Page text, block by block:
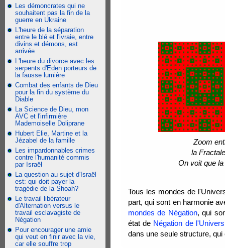
Les démoncrates qui ne
souhaitent pas la fin de la
guerre en Ukraine
L'heure de la séparation
entre le blé et l'ivraie, entre
divins et démons, est
arrivée
L'heure du divorce avec les
serpents d'Eden porteurs de
la fausse lumière
Combat des enfants de Dieu
pour la fin du système du
Diable
La Science de Dieu, mon
AVC et l'infirmière
Mademoiselle Doliprane
Hubert Elie, Martine et la
Jézabel de la famille
Les impardonnables crimes
contre l'humanité commis
par Israël
La question au sujet d'Israël
est: qui doit payer la
tragédie de la Shoah?
Le travail libérateur
d'Alternation versus le
travail esclavagiste de
Négation
Pour encourager une amie
qui veut en finir avec la vie,
car elle souffre trop
Zoom
la
On voit que
Tous les mondes de
part, qui sont en harmonie
mondes de Négation, qui
état de Négation de
dans une seule structure,